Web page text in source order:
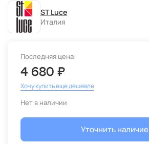
ST Luce
Италия
Последняя цена:
4 680 ₽
Хочу купить еще дешевле
Нет в наличии
Уточнить наличие